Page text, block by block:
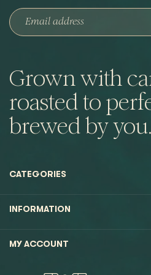
Grown with
roasted to
brewed by you.
CATEGORIES
INFORMATION
MY ACCOUNT